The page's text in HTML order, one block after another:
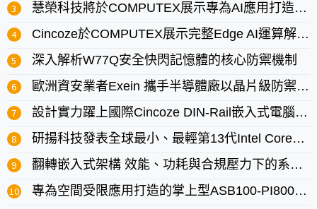
慧榮科技將於COMPUTEX展示專為AI應用打造的新一代儲存架構
Cincoze於COMPUTEX展示完整Edge AI運算解決方案
深入解析W77Q安全快閃記憶體的核心防禦機制
歐洲資安業者Exein 攜手半導體廠以晶片級防禦搶佔CRA紅利
設計實力躍上國際Cincoze DIN-Rail嵌入式電腦榮獲2026 iF設計獎
研揚科技發表全球最小、最輕第13代Intel Core嵌入式電腦de next-RAP8-EZBOX
翻轉嵌入式架構 效能、功耗與合規壓力下的系統重構關鍵
專為空間受限應用打造的掌上型ASB100-PI800邊緣運算電腦